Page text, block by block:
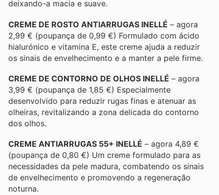
deixando-a macia e suave.
CREME DE ROSTO ANTIARRUGAS INELLÉ – agora
2,99 € (poupança de 0,99 €) Formulado com ácido
hialurónico e vitamina E, este creme ajuda a reduzir
os sinais de envelhecimento e a manter a pele firme.
CREME DE CONTORNO DE OLHOS INELLÉ – agora
3,99 € (poupança de 1,85 €) Especialmente
desenvolvido para reduzir rugas finas e atenuar as
olheiras, revitalizando a zona delicada do contorno
dos olhos.
CREME ANTIARRUGAS 55+ INELLÉ – agora 4,89 €
(poupança de 0,80 €) Um creme formulado para as
necessidades da pele madura, combatendo os sinais
de envelhecimento e promovendo a regeneração
noturna.